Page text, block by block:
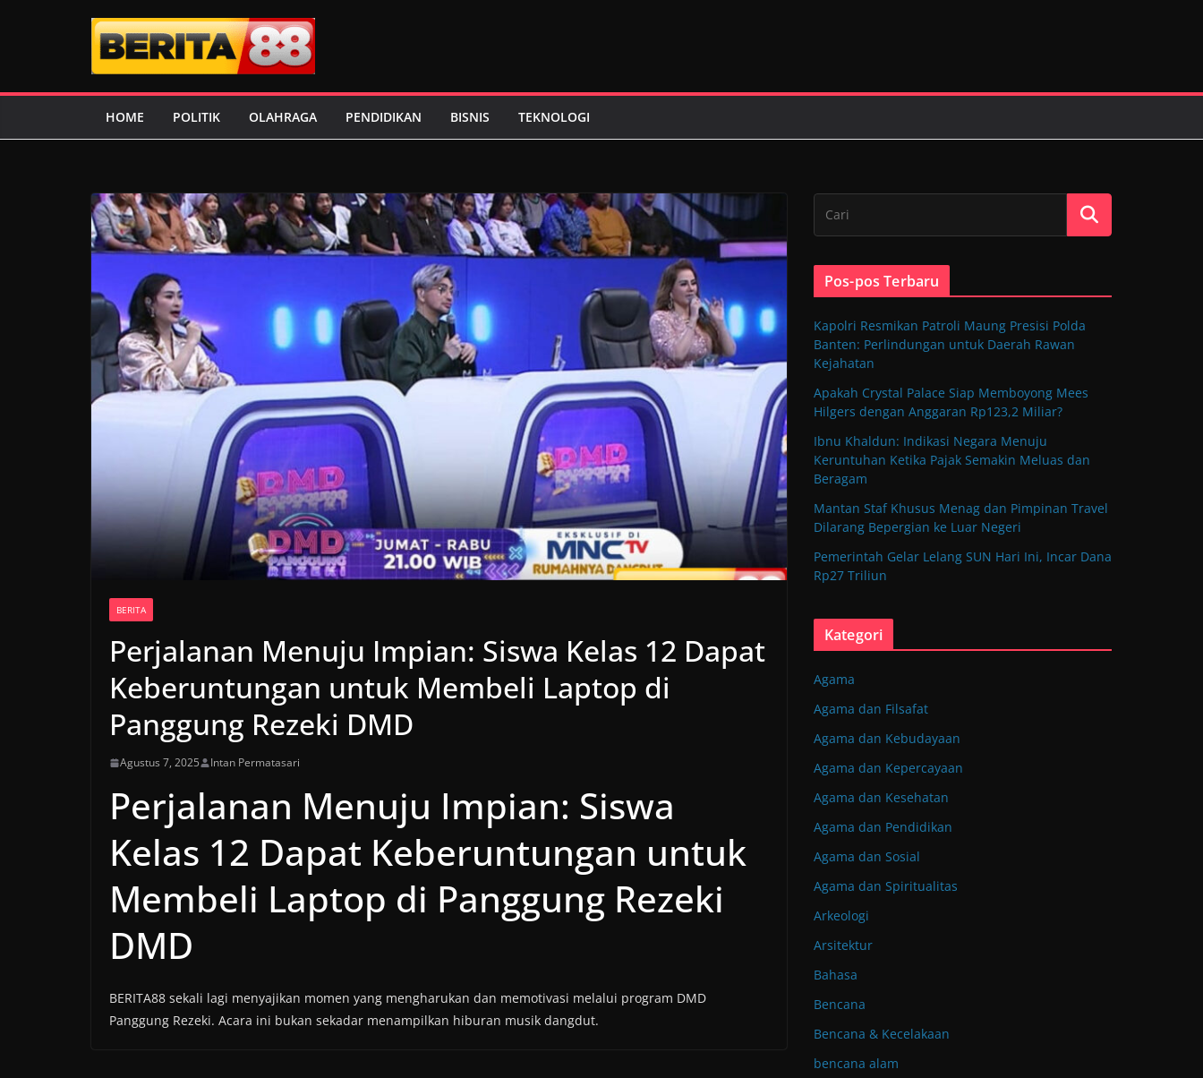
HOME POLITIK OLAHRAGA PENDIDIKAN BISNIS TEKNOLOGI
BERITA
Perjalanan Menuju Impian: Siswa Kelas 12 Dapat
Keberuntungan untuk Membeli Laptop di
Panggung Rezeki DMD
Agustus 7, 2025 Intan Permatasari
Perjalanan Menuju Impian: Siswa
Kelas 12 Dapat Keberuntungan untuk
Membeli Laptop di Panggung Rezeki
DMD
BERITA88 sekali lagi menyajikan momen yang mengharukan dan memotivasi melalui program DMD
Panggung Rezeki. Acara ini bukan sekadar menampilkan hiburan musik dangdut.
Pos-pos Terbaru
Kapolri Resmikan Patroli Maung Presisi Polda
Banten: Perlindungan untuk Daerah Rawan
Kejahatan
Apakah Crystal Palace Siap Memboyong Mees
Hilgers dengan Anggaran Rp123,2 Miliar?
Ibnu Khaldun: Indikasi Negara Menuju
Keruntuhan Ketika Pajak Semakin Meluas dan
Beragam
Mantan Staf Khusus Menag dan Pimpinan Travel
Dilarang Bepergian ke Luar Negeri
Pemerintah Gelar Lelang SUN Hari Ini, Incar Dana
Rp27 Triliun
Kategori
Agama
Agama dan Filsafat
Agama dan Kebudayaan
Agama dan Kepercayaan
Agama dan Kesehatan
Agama dan Pendidikan
Agama dan Sosial
Agama dan Spiritualitas
Arkeologi
Arsitektur
Bahasa
Bencana
Bencana & Kecelakaan
bencana alam